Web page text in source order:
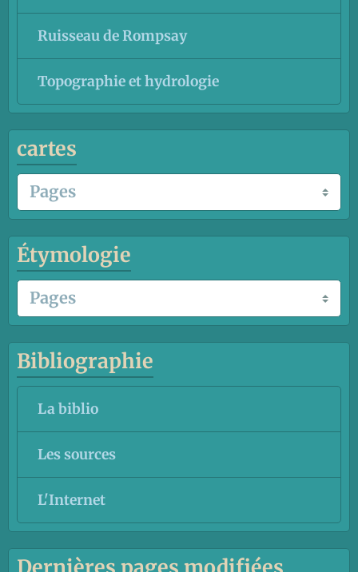
Ruisseau de Rompsay
Topographie et hydrologie
cartes
Étymologie
Bibliographie
La biblio
Les sources
L'Internet